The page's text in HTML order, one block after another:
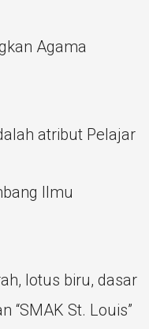
Agama
atribut Pelajar
Ilmu
lotus biru, dasar
“SMAK St. Louis”